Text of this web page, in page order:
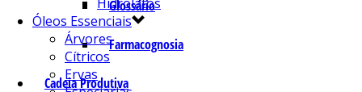
Glossário
Farmacognosia
Cadeia Produtiva
Óleos Essenciais
Árvores
Cítricos
Ervas